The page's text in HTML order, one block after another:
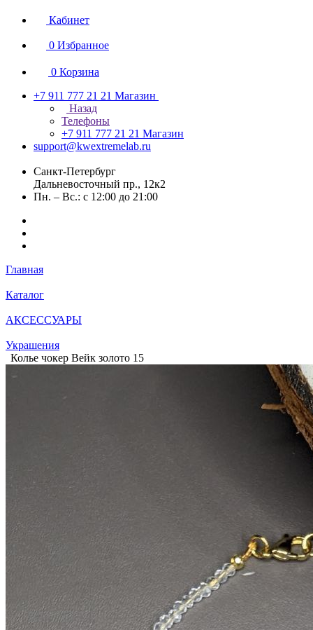
Кабинет
0 Избранное
0 Корзина
+7 911 777 21 21 Магазин
Назад
Телефоны
+7 911 777 21 21 Магазин
support@kwextremelab.ru
Санкт-Петербург
Дальневосточный пр., 12к2
Пн. – Вс.: с 12:00 до 21:00
Главная
Каталог
АКСЕССУАРЫ
Украшения
Колье чокер Вейк золото 15